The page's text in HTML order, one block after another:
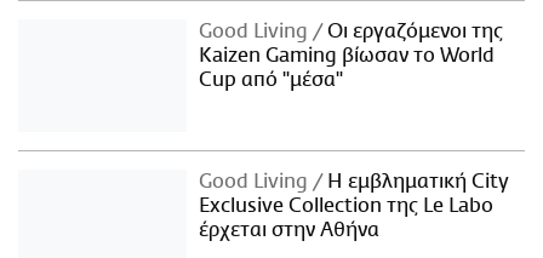
Good Living
Οι εργαζόμενοι της
Kaizen Gaming βίωσαν το World
Cup από "μέσα"
Good Living
Η εμβληματική City
Exclusive Collection της Le Labo
έρχεται στην Αθήνα